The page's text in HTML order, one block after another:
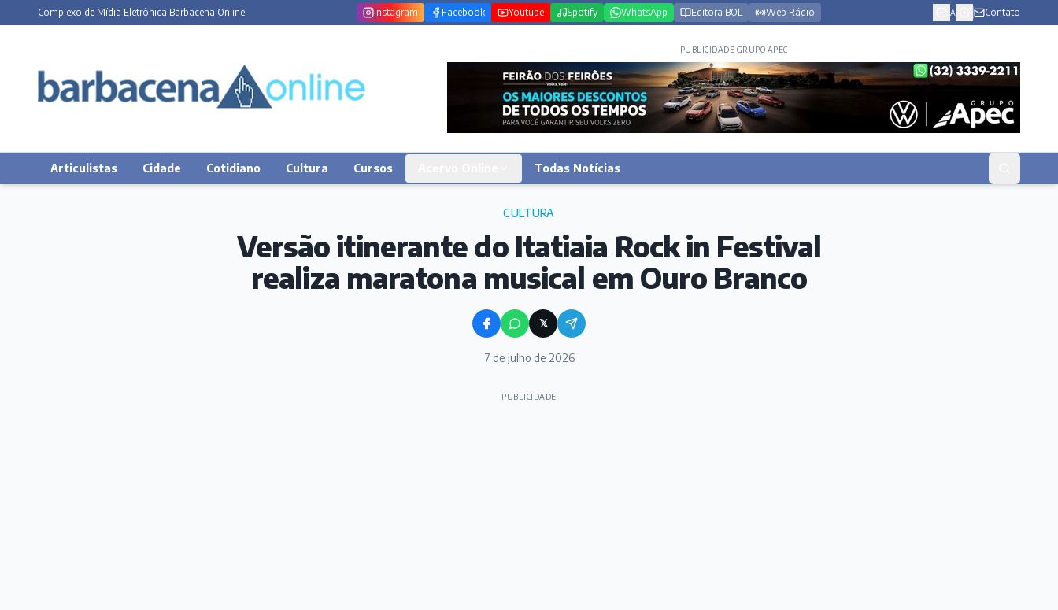
Complexo de Mídia Eletrônica Barbacena Online Instagram Facebook Youtube Spotify WhatsApp Editora BOL Web Rádio A Contato
PUBLICIDADE GRUPO APEC
Articulistas Cidade Cotidiano Cultura Cursos Todas Notícias
CULTURA
Versão itinerante do Itatiaia Rock in Festival
realiza maratona musical em Ouro Branco
𝕏
7 de julho de 2026
PUBLICIDADE